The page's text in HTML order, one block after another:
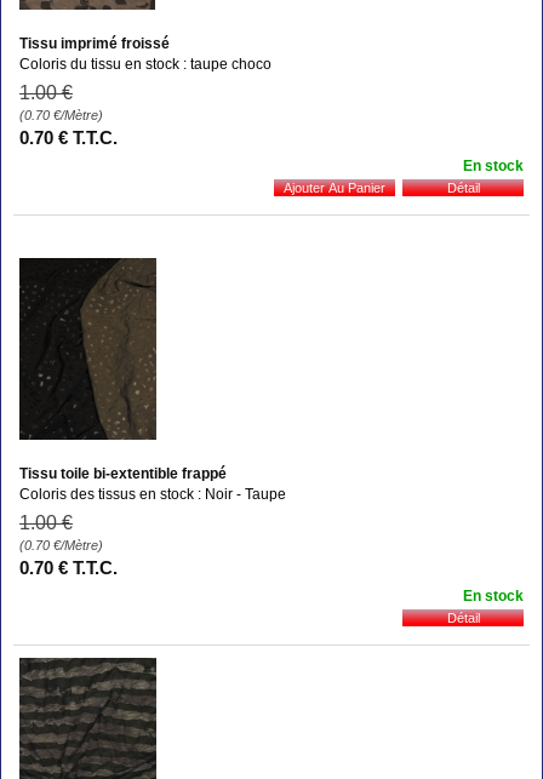
Tissu imprimé froissé
Coloris du tissu en stock : taupe choco
1.00 €
(0.70 €/Mètre)
0.70 € T.T.C.
En stock
Tissu toile bi-extentible frappé
Coloris des tissus en stock : Noir - Taupe
1.00 €
(0.70 €/Mètre)
0.70 € T.T.C.
En stock